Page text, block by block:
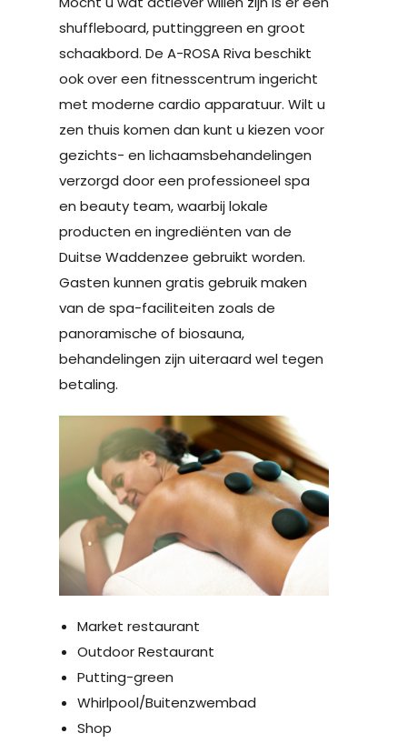
shuffleboard, puttinggreen en groot
schaakbord. De A-ROSA Riva beschikt
ook over een fitnesscentrum ingericht
met moderne cardio apparatuur. Wilt u
zen thuis komen dan kunt u kiezen voor
gezichts- en lichaamsbehandelingen
verzorgd door een professioneel spa
en beauty team, waarbij lokale
producten en ingrediënten van de
Duitse Waddenzee gebruikt worden.
Gasten kunnen gratis gebruik maken
van de spa-faciliteiten zoals de
panoramische of biosauna,
behandelingen zijn uiteraard wel tegen
betaling.
Market restaurant
Outdoor Restaurant
Putting-green
Whirlpool/Buitenzwembad
Shop